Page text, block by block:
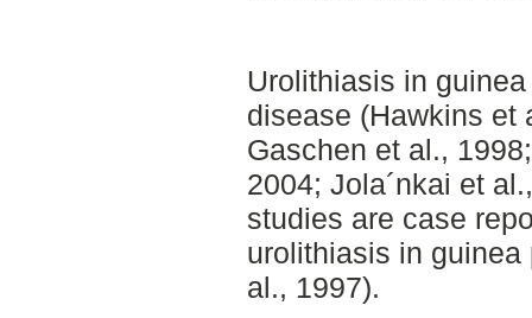
Urolithiasis in
disease (Hawkins et
Gaschen et al.,
2004; Jola´nkai et
studies are case
urolithiasis in
al., 1997).